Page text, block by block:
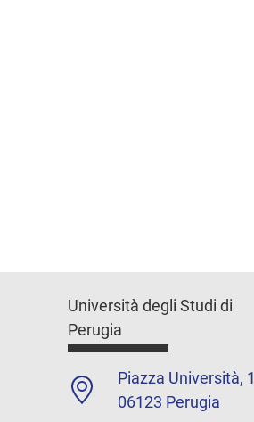
Università degli Studi di
Perugia
Piazza Università, 1
06123 Perugia